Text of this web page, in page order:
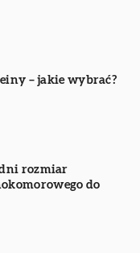
– jakie wybrać?
rozmiar
do